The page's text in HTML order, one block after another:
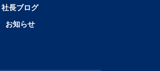
社長ブログ
お知らせ